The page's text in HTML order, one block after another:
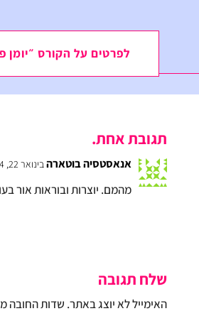
לפרטים על הקורס ״יומן
תגובת אחת.
אנאסטסיה בוטארהבינואר 22, 2024 ב2:11 pm
מהמם. יוצרות ובוראות אור
שלח תגובה
האימייל לא יוצג באתר. שדות החובה